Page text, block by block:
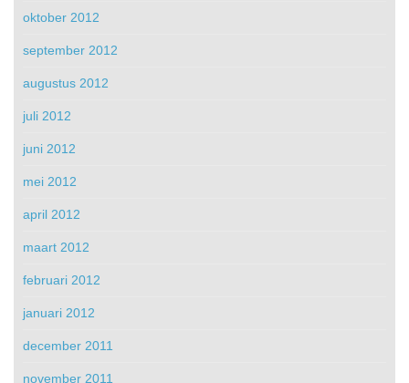
oktober 2012
september 2012
augustus 2012
juli 2012
juni 2012
mei 2012
april 2012
maart 2012
februari 2012
januari 2012
december 2011
november 2011